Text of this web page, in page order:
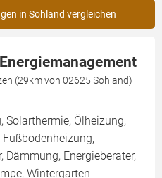
in Sohland vergleichen
(29km von 02625 Sohland)
Solarthermie, Ölheizung,
Fußbodenheizung,
Dämmung, Energieberater,
Wintergarten